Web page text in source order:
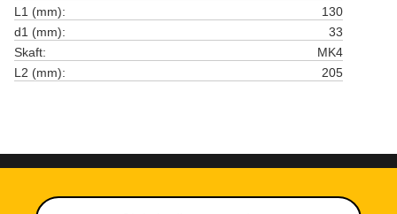
L1 (mm)
130
d1 (mm)
33
Skaft
MK4
L2 (mm)
205